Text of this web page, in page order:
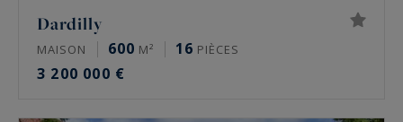
Dardilly
MAISON 600 M² 16 PIÈCES
3 200 000 €